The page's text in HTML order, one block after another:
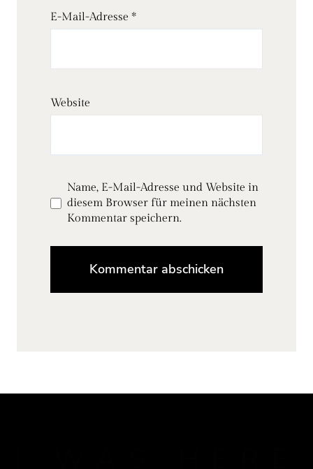
E-Mail-Adresse *
Website
Name, E-Mail-Adresse und Website in
diesem Browser für meinen nächsten
Kommentar speichern.